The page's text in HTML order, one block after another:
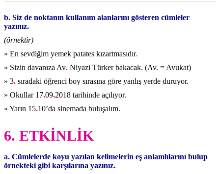
b. Siz de noktanın kullanım alanlarını gösteren cümleler
yazınız.
(örnektir)
» En sevdiğim yemek patates kızartmasıdır.
» Sizin davanıza Av. Niyazi Türker bakacak. (Av. = Avukat)
» 3. sıradaki öğrenci boy sırasına göre yanlış yerde duruyor.
» Okullar 17.09.2018 tarihinde açılıyor.
» Yarın 15.10’da sinemada buluşalım.
6. ETKİNLİK
a. Cümlelerde koyu yazılan kelimelerin eş anlamlılarını bulup
örnekteki gibi karşılarına yazınız.